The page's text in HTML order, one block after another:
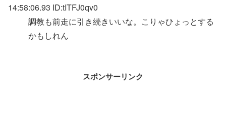
14:58:06.93 ID:tITFJ0qv0
調教も前走に引き続きいいな。こりゃひょっとする
かもしれん
スポンサーリンク